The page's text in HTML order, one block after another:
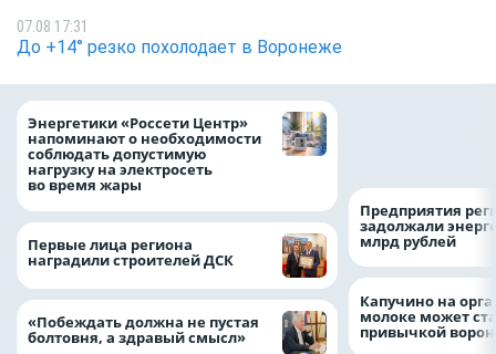
07.08 17:31
До +14° резко похолодает в Воронеже
Энергетики «Россети Центр»
напоминают о необходимости
соблюдать допустимую
нагрузку на электросеть
во время жары
Первые лица региона
наградили строителей ДСК
«Побеждать должна не пустая
болтовня, а здравый смысл»
Предприятия
задолжали
млрд рублей
Капучино на
молоке может
привычкой